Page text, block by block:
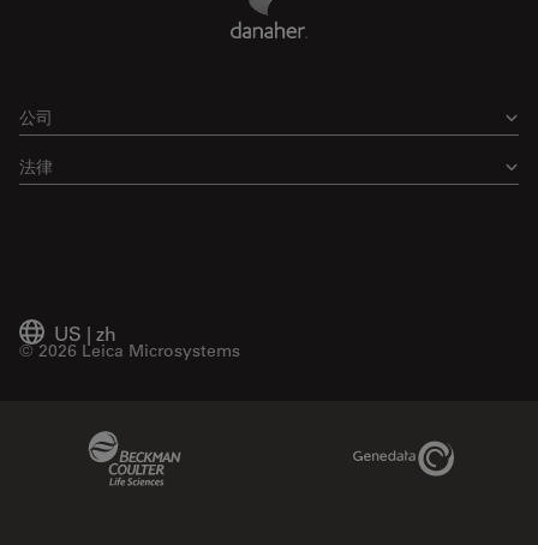
公司
法律
US | zh
© 2026 Leica Microsystems
Genedata Link